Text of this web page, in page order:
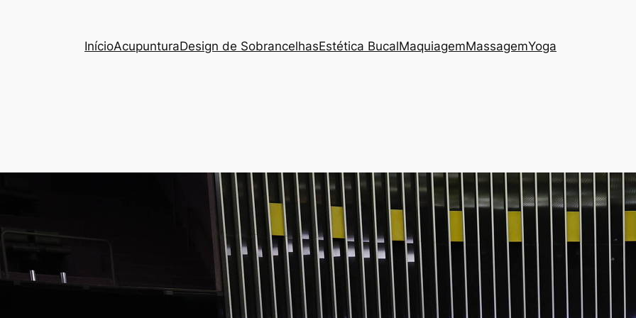
InícioAcupunturaDesign de SobrancelhasEstética BucalMaquiagemMassagemYoga